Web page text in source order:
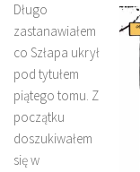
Długo
zastanawiałem
co Szłapa ukrył
pod tytułem
piątego tomu. Z
początku
doszukiwałem
się w